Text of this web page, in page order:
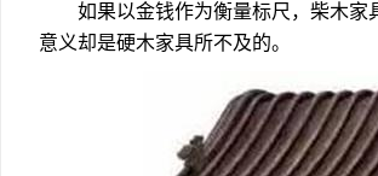
如果以金钱作为衡量标尺，柴木家
意义却是硬木家具所不及的。